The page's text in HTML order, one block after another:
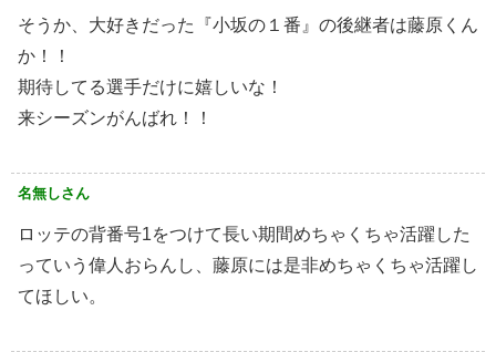
そうか、大好きだった『小坂の１番』の後継者は藤原くん
か！！
期待してる選手だけに嬉しいな！
来シーズンがんばれ！！
名無しさん
ロッテの背番号1をつけて長い期間めちゃくちゃ活躍した
っていう偉人おらんし、藤原には是非めちゃくちゃ活躍し
てほしい。